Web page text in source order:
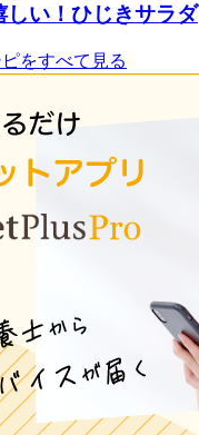
しい！ひじきサラダ
をすべて見る